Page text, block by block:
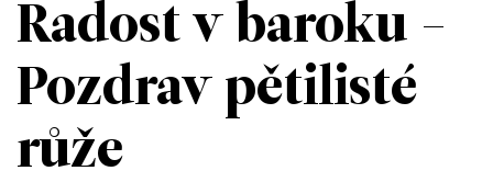
Radost v baroku -
Pozdrav pětilisté
růže